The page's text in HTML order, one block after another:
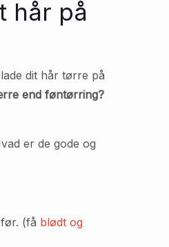
hår på
dit hår tørre på
end føntørring?
er de gode og
(få blødt og